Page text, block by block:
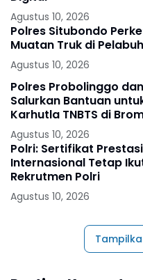
Agustus 10, 2026
Polres Situbondo
Muatan Truk di
Agustus 10, 2026
Polres Probolinggo
Salurkan Bantuan
Karhutla TNBTS di
Agustus 10, 2026
Polri: Sertifikat
Internasional Tetap
Rekrutmen Polri
Agustus 10, 2026